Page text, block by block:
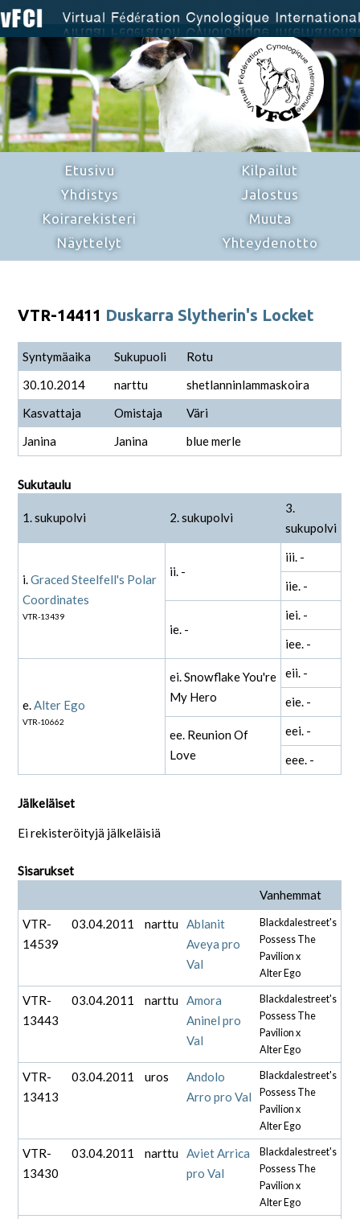
Etusivu
Yhdistys
Koirarekisteri
Näyttelyt
Kilpailut
Jalostus
Muuta
Yhteydenotto
VTR-14411 Duskarra Slytherin's Locket
Syntymäaika Sukupuoli
Rotu
30.10.2014
narttu
shetlanninlammaskoira
Kasvattaja
Omistaja
Väri
Janina
Janina blue merle
Sukutaulu
1. sukupolvi 2. sukupolvi
3.
sukupolvi
i.Graced Steelfell's Polar
Coordinates
VTR-13439
ii. -
iii. -
iie. -
ie. -
iei. -
iee. -
e.Alter Ego
VTR-10662
ei. Snowflake You're
My Hero
eii. -
eie. -
ee. Reunion Of
Love
eei. -
eee. -
Jälkeläiset
Ei rekisteröityjä jälkeläisiä
Sisarukset
Vanhemmat
VTR-
14539
03.04.2011 narttu Ablanit
Aveya pro
Val
Blackdalestreet's
Possess The
Pavilion x
Alter Ego
VTR-
13443
03.04.2011 narttu Amora
Aninel pro
Val
Blackdalestreet's
Possess The
Pavilion x
Alter Ego
VTR-
13413
03.04.2011 uros
Andolo
Arro pro Val
Blackdalestreet's
Possess The
Pavilion x
Alter Ego
VTR-
13430
03.04.2011 narttu Aviet Arrica
pro Val
Blackdalestreet's
Possess The
Pavilion x
Alter Ego